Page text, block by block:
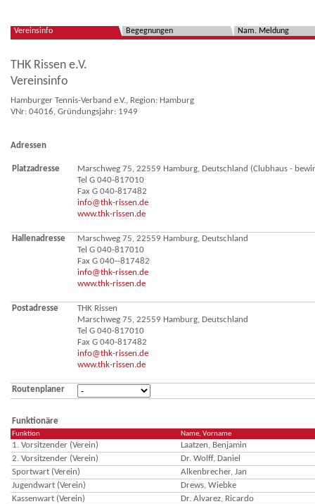
Vereinsinfo Begegnungen Nam. Meldung
THK Rissen e.V.
Vereinsinfo
Hamburger Tennis-Verband e.V., Region: Hamburg
VNr: 04016, Gründungsjahr: 1949
Adressen
Platzadresse
Marschweg 75, 22559 Hamburg, Deutschland (Clubhaus -
Tel G 040-817010
Fax G 040-817482
info@thk-rissen.de
www.thk-rissen.de
Hallenadresse
Marschweg 75, 22559 Hamburg, Deutschland
Tel G 040-817010
Fax G 040--817482
info@thk-rissen.de
www.thk-rissen.de
Postadresse
THK Rissen
Marschweg 75, 22559 Hamburg, Deutschland
Tel G 040-817010
Fax G 040-817482
info@thk-rissen.de
www.thk-rissen.de
Routenplaner
Funktionäre
Funktion Name, Vorname
1. Vorsitzender (Verein)
Laatzen, Benjamin
2. Vorsitzender (Verein)
Dr. Wolff, Daniel
Sportwart (Verein)
Alkenbrecher, Jan
Jugendwart (Verein)
Drews, Wiebke
Kassenwart (Verein)
Dr. Alvarez, Ricardo